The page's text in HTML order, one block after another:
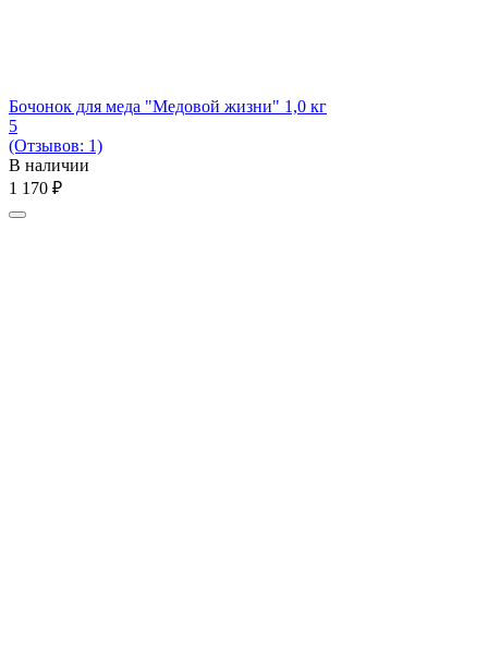
Бочонок для меда "Медовой жизни" 1,0 кг
5
(Отзывов: 1)
В наличии
1 170 ₽